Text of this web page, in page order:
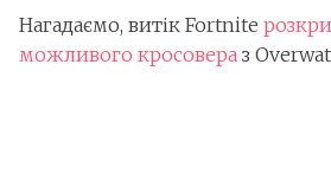
Нагадаємо, витік Fortnite
можливого кросовера з